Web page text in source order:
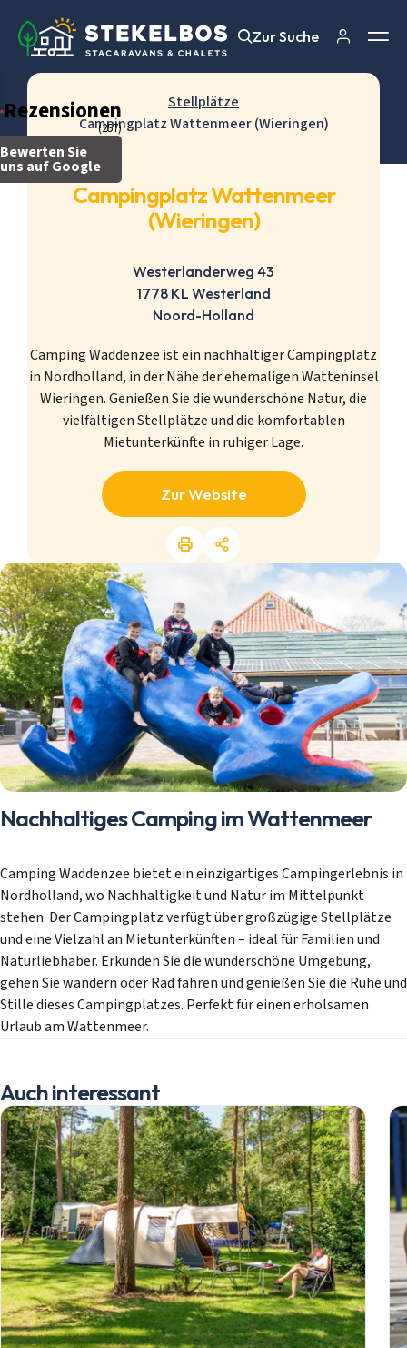
Rezensionen
(257)
Bewerten Sie
uns auf Google
Zur Suche
Zur Suche
Mobilheime
Chalets
Anlässe
Einkauf
informelles
Service
Über
Unsere
Stellplätze
Campingplatz Wattenmeer (Wieringen)
Campingplatz Wattenmeer
(Wieringen)
Westerlanderweg 43
1778 KL Westerland
Noord-Holland
Camping Waddenzee ist ein nachhaltiger Campingplatz
in Nordholland, in der Nähe der ehemaligen Watteninsel
Wieringen. Genießen Sie die wunderschöne Natur, die
vielfältigen Stellplätze und die komfortablen
Mietunterkünfte in ruhiger Lage.
Zur Website
Nachhaltiges Camping im Wattenmeer
Camping Waddenzee bietet ein einzigartiges Campingerlebnis in
Nordholland, wo Nachhaltigkeit und Natur im Mittelpunkt
stehen. Der Campingplatz verfügt über großzügige Stellplätze
und eine Vielzahl an Mietunterkünften – ideal für Familien und
Naturliebhaber. Erkunden Sie die wunderschöne Umgebung,
gehen Sie wandern oder Rad fahren und genießen Sie die Ruhe und
Stille dieses Campingplatzes. Perfekt für einen erholsamen
Urlaub am Wattenmeer.
Auch interessant